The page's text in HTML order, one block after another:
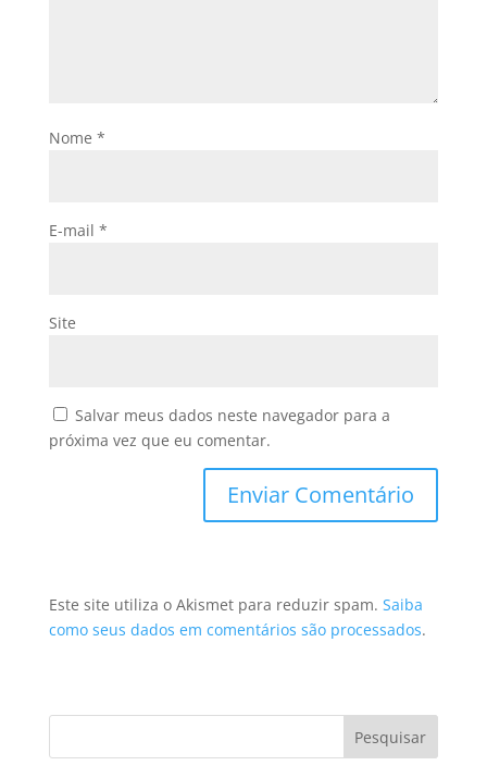
Nome *
E-mail *
Site
Salvar meus dados neste navegador para a
próxima vez que eu comentar.
Este site utiliza o Akismet para reduzir spam. Saiba
como seus dados em comentários são processados.
Pesquisar